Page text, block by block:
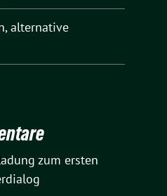
alternative
zum ersten